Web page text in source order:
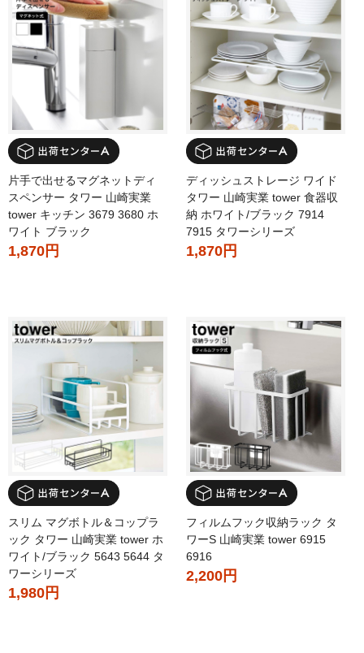
片手で出せるマグネットディ
スペンサー タワー 山崎実業
tower キッチン 3679 3680 ホ
ワイト ブラック
1,870円
ディッシュストレージ ワイド
タワー 山崎実業 tower 食器収
納 ホワイト/ブラック 7914
7915 タワーシリーズ
1,870円
スリム マグボトル＆コップラ
ック タワー 山崎実業 tower ホ
ワイト/ブラック 5643 5644 タ
ワーシリーズ
1,980円
フィルムフック収納ラック タ
ワーS 山崎実業 tower 6915
6916
2,200円